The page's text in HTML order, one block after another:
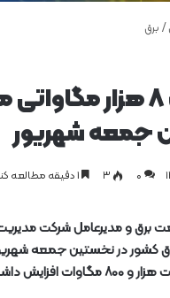
/ برق
افزایش ۸ هزار
جمعه شهریور
0 ۳
و مدیرعامل شرکت مدیریت
کشور در نخستین جمعه
افزایش داشت.